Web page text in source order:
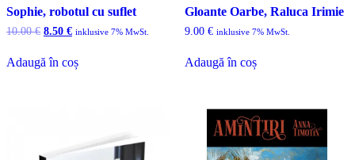
Sophie, robotul cu suflet
10.00€ Prețul
a
fost:
8.50 €Prețul
8.50 €.
inklusive 7% MwSt.
Adaugă în coș
Gloante Oarbe, Raluca Irimie
9.00 € inklusive 7% MwSt.
Adaugă în coș